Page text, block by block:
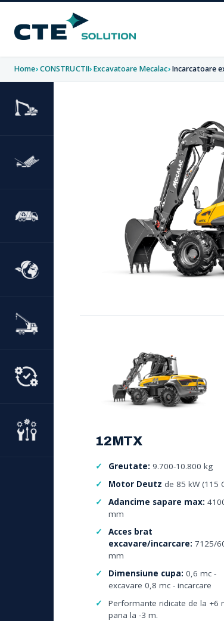
Home CONSTRUCTII Excavatoare Mecalac Incarcatoare
12MTX
Greutate: 9.700-10.800 kg
Motor Deutz de 85 kW (115
Adancime sapare max:
mm
Acces brat
excavare/incarcare: 7125/
mm
Dimensiune cupa: 0,6 mc -
excavare 0,8 mc - incarcare
Performante ridicate de la +6
pana la -3 m.